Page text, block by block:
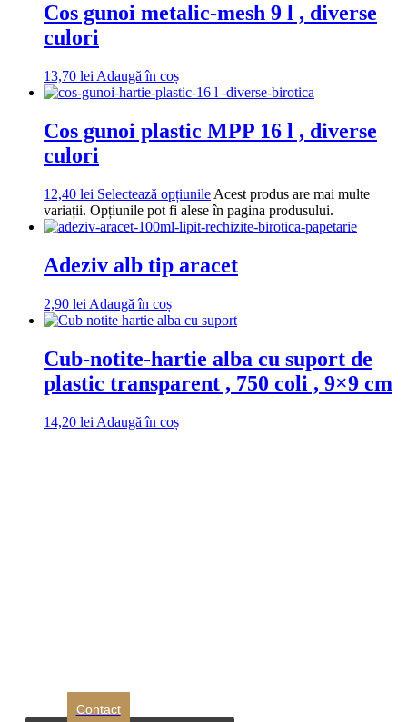
Cos gunoi metalic-mesh 9 l , diverse
culori
13,70 lei Adaugă în coș
Cos gunoi plastic MPP 16 l , diverse
culori
12,40 lei Selectează opțiunile Acest produs are mai multe
variații. Opțiunile pot fi alese în pagina produsului.
Adeziv alb tip aracet
2,90 lei Adaugă în coș
Cub-notite-hartie alba cu suport de
plastic transparent , 750 coli , 9×9 cm
14,20 lei Adaugă în coș
Contact